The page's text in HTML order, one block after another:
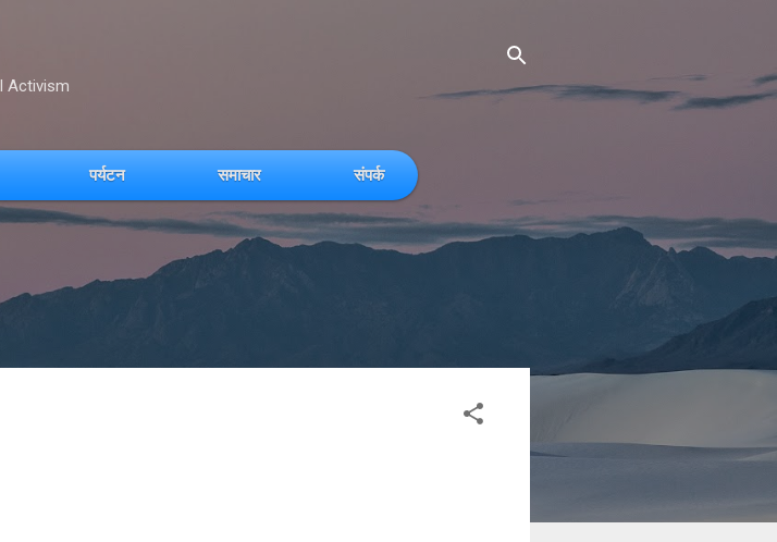
Activism
पर्यटन समाचार संपर्क